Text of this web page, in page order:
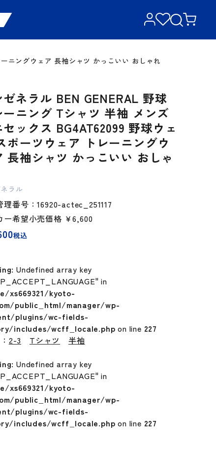
ニングウェア 長袖シャツ かっこいい おしゃれ
ゼネラル BEN GENERAL 野球
ーニング Tシャツ 半袖 メンズ
セックス BG4AT62099 野球ウェ
ポーツウェア トレーニングウ
長袖シャツ かっこいい おしゃ
ラル
理番号：16920-actec_251117
ー希望小売価格 ￥6,600
税込
: Undefined array key
in
xs669321/kyoto-
public_html/manager/wp-
plugins/wc-fields-
includes/wcff_locale.php on line 227
2-3 Tシャツ
半袖
: Undefined array key
in
xs669321/kyoto-
public_html/manager/wp-
plugins/wc-fields-
includes/wcff_locale.php on line 227